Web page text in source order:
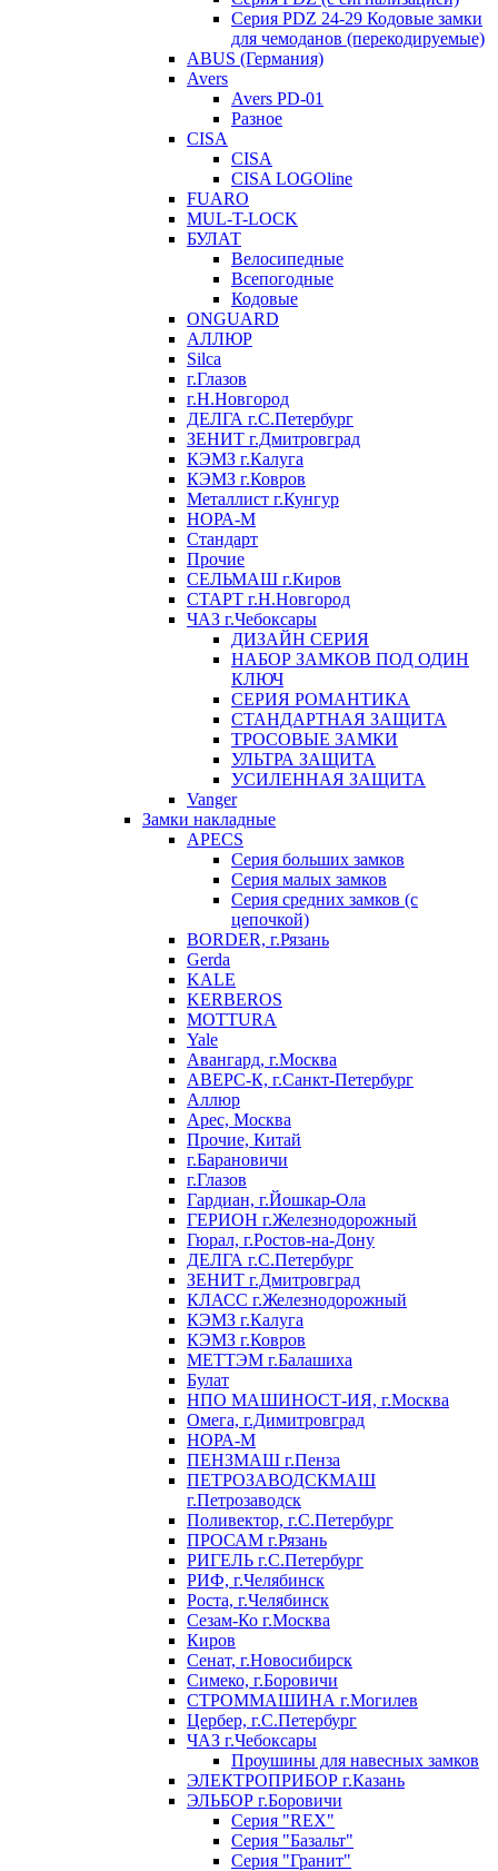
Серия PDZ 24-29 Кодовые замки
для чемоданов (перекодируемые)
ABUS (Германия)
Avers
Avers PD-01
Разное
CISA
CISA
CISA LOGOline
FUARO
MUL-T-LOCK
БУЛАТ
Велосипедные
Всепогодные
Кодовые
ONGUARD
АЛЛЮР
Silca
г.Глазов
г.Н.Новгород
ДЕЛГА г.С.Петербург
ЗЕНИТ г.Дмитровград
КЭМЗ г.Калуга
КЭМЗ г.Ковров
Металлист г.Кунгур
НОРА-М
Стандарт
Прочие
СЕЛЬМАШ г.Киров
СТАРТ г.Н.Новгород
ЧАЗ г.Чебоксары
ДИЗАЙН СЕРИЯ
НАБОР ЗАМКОВ ПОД ОДИН
КЛЮЧ
СЕРИЯ РОМАНТИКА
СТАНДАРТНАЯ ЗАЩИТА
ТРОСОВЫЕ ЗАМКИ
УЛЬТРА ЗАЩИТА
УСИЛЕННАЯ ЗАЩИТА
Vanger
Замки накладные
APECS
Серия больших замков
Серия малых замков
Серия средних замков (с
цепочкой)
BORDER, г.Рязань
Gerda
KALE
KERBEROS
MOTTURA
Yale
Авангард, г.Москва
АВЕРС-К, г.Санкт-Петербург
Аллюр
Арес, Москва
Прочие, Китай
г.Барановичи
г.Глазов
Гардиан, г.Йошкар-Ола
ГЕРИОН г.Железнодорожный
Гюрал, г.Ростов-на-Дону
ДЕЛГА г.С.Петербург
ЗЕНИТ г.Дмитровград
КЛАСС г.Железнодорожный
КЭМЗ г.Калуга
КЭМЗ г.Ковров
МЕТТЭМ г.Балашиха
Булат
НПО МАШИНОСТ-ИЯ, г.Москва
Омега, г.Димитровград
НОРА-М
ПЕНЗМАШ г.Пенза
ПЕТРОЗАВОДСКМАШ
г.Петрозаводск
Поливектор, г.С.Петербург
ПРОСАМ г.Рязань
РИГЕЛЬ г.С.Петербург
РИФ, г.Челябинск
Роста, г.Челябинск
Сезам-Ко г.Москва
Киров
Сенат, г.Новосибирск
Симеко, г.Боровичи
СТРОММАШИНА г.Могилев
Цербер, г.С.Петербург
ЧАЗ г.Чебоксары
Проушины для навесных замков
ЭЛЕКТРОПРИБОР г.Казань
ЭЛЬБОР г.Боровичи
Серия "REX"
Серия "Базальт"
Серия "Гранит"